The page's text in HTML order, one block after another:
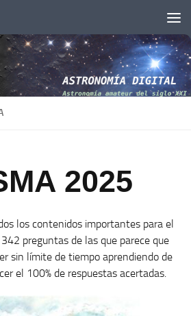
2025
los contenidos importantes para el
preguntas de las que parece que
sin límite de tiempo aprendiendo de
el 100% de respuestas acertadas.